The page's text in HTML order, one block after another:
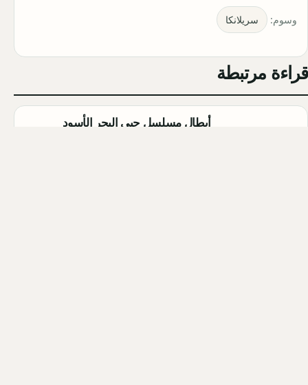
وسوم: سريلانكا
قراءة مرتبطة
أبطال مسلسل حبي البحر الأسود